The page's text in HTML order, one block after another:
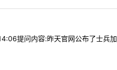
提问内容:昨天官网公布了士兵